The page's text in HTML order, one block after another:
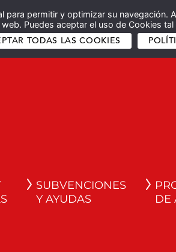
para permitir y optimizar su
Puedes aceptar el uso de Cookies
TODAS LAS COOKIES
SUBVENCIONES
Y AYUDAS
DE